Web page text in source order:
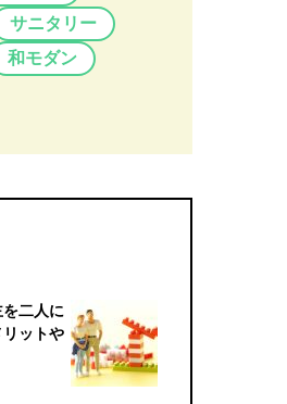
サニタリー
和モダン
二人に
ットや